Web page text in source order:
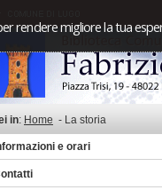
rendere migliore la tua
in: Home - La storia
e orari